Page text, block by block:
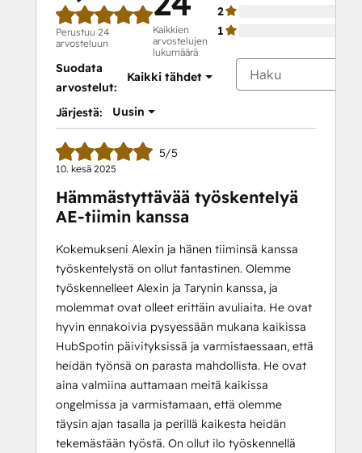
Perustuu 24
arvosteluun
Kaikkien
arvostelujen
lukumäärä
2
1
Suodata
arvostelut:
Kaikki tähdet
Järjestä: Uusin
5/5
10. kesä 2025
Hämmästyttävää työskentelyä
AE-tiimin kanssa
Kokemukseni Alexin ja hänen tiiminsä kanssa
työskentelystä on ollut fantastinen. Olemme
työskennelleet Alexin ja Tarynin kanssa, ja
molemmat ovat olleet erittäin avuliaita. He ovat
hyvin ennakoivia pysyessään mukana kaikissa
HubSpotin päivityksissä ja varmistaessaan, että
heidän työnsä on parasta mahdollista. He ovat
aina valmiina auttamaan meitä kaikissa
ongelmissa ja varmistamaan, että olemme
täysin ajan tasalla ja perillä kaikesta heidän
tekemästään työstä. On ollut ilo työskennellä